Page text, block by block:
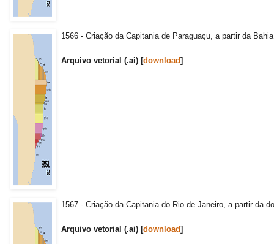
1566 - Criação da Capitania de Paraguaçu, a partir da
Arquivo vetorial (.ai) [download]
1567 - Criação da Capitania do Rio de Janeiro, a partir da
Arquivo vetorial (.ai) [download]